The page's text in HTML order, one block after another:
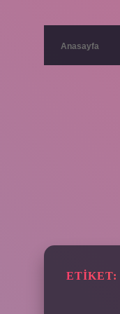
Anasayfa
ETIKET: